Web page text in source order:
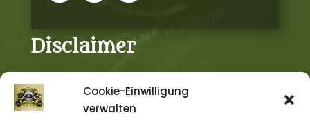
Cookie-Einwilligung
verwalten
Disclaimer
DAS SCHWARZE AUGE, DIE SCHWARZE KATZE,
AVENTURIA, AVENTURIEN, DERE, MYRANOR,